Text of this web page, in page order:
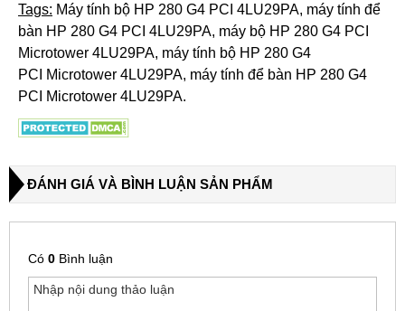
Tags: Máy tính bộ HP 280 G4 PCI 4LU29PA​, máy tính để
bàn HP 280 G4 PCI 4LU29PA, máy bộ HP 280 G4 PCI
Microtower 4LU29PA​, máy tính bộ HP 280 G4
PCI Microtower 4LU29PA​, máy tính để bàn HP 280 G4
PCI Microtower 4LU29PA​.
ĐÁNH GIÁ VÀ BÌNH LUẬN SẢN PHẨM
Có 0 Bình luận